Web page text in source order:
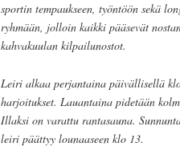
sportin tempaukseen, työntöön sekä
ryhmään, jolloin kaikki pääsevät
kahvakuulan kilpailunostot.
Leiri alkaa perjantaina päivällisellä
harjoitukset. Lauantaina pidetään
Illaksi on varattu rantasauna.
leiri päättyy lounaaseen klo 13.